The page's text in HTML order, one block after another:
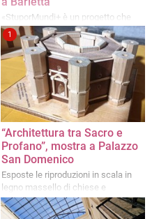
«StuporMundi+ è un progetto che
punta a valorizzare il nostro
patrimonio culturale»
1
“Architettura tra Sacro e
Profano”, mostra a Palazzo
San Domenico
Esposte le riproduzioni in scala in
legno massello di chiese e
monumenti create da Nicola
Palmitessa